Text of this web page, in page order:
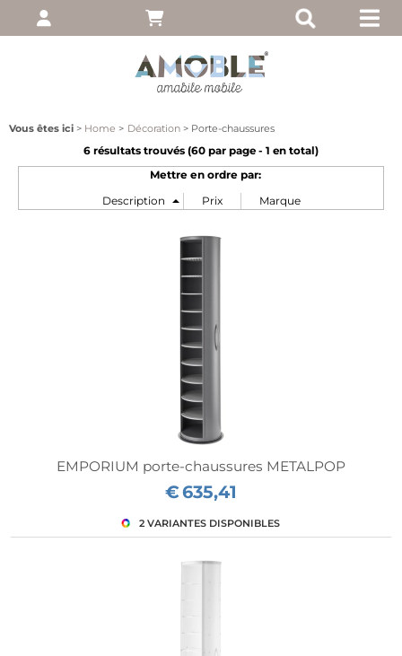
Vous êtes ici Home Décoration
Porte-chaussures
6 résultats trouvés (60 par page - 1 en total)
Mettre en ordre par:
EMPORIUM porte-chaussures METALPOP
€635,41